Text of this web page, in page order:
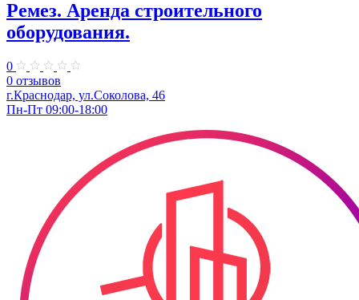
Ремез. Аренда строительного
оборудования.
0
0 отзывов
г.Краснодар, ул.Соколова, 46
Пн-Пт 09:00-18:00